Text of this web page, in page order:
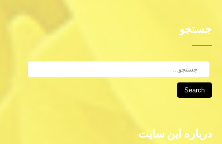
جستجو
Search
درباره این سایت